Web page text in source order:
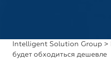
Intelligent Solution Group >
будет обходиться дешевле